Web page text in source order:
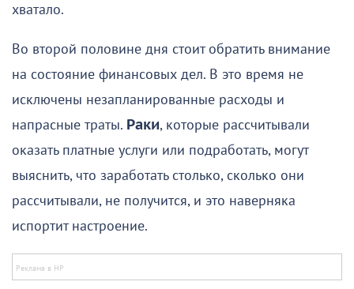
хватало.
Во второй половине дня стоит обратить внимание
на состояние финансовых дел. В это время не
исключены незапланированные расходы и
напрасные траты. Раки, которые рассчитывали
оказать платные услуги или подработать, могут
выяснить, что заработать столько, сколько они
рассчитывали, не получится, и это наверняка
испортит настроение.